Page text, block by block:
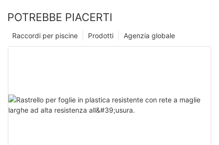
POTREBBE PIACERTI
Agenzia globale
Prodotti
Raccordi per piscine